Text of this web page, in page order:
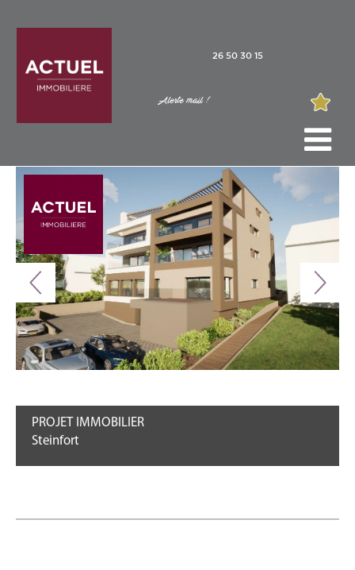
26 50 30 15
Alerte mail !
PROJET IMMOBILIER
Steinfort